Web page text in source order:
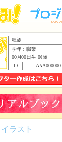
種族
学年：職業
00月00日生 00歳
AAA000000
イラスト